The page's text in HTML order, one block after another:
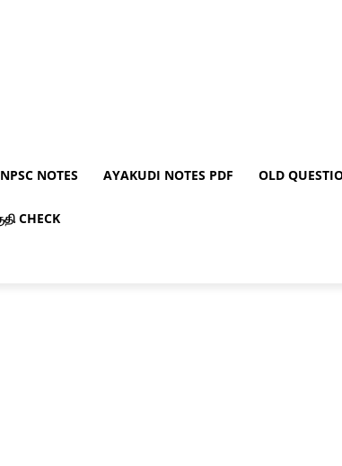
NOTES AYAKUDI NOTES PDF OLD
CHECK